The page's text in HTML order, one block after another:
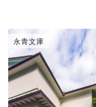
永青文庫